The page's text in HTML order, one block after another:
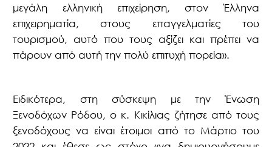
μεγάλη ελληνική επιχείρηση, στον Έλληνα
επιχειρηματία, στους επαγγελματίες του
τουρισμού, αυτό που τους αξίζει και πρέπει να
πάρουν από αυτή την πολύ επιτυχή πορεία».
Ειδικότερα, στη σύσκεψη με την Ένωση
Ξενοδόχων Ρόδου, ο κ. Κικίλιας ζήτησε από τους
ξενοδόχους να είναι έτοιμοι από το Μάρτιο του